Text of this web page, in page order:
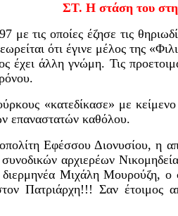
ΣΤ. Η στάση του
με τις οποίες έζησε τις
ότι έγινε μέλος της
άλλη γνώμη. Τις
«κατεδίκασε» με
επαναστατών καθόλου.
Εφέσσου Διονυσίου, η
αρχιερέων
Μιχάλη Μουρούζη, ο
Πατριάρχη!!! Σαν